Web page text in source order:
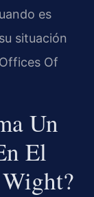
es
situación
Of
Un
El